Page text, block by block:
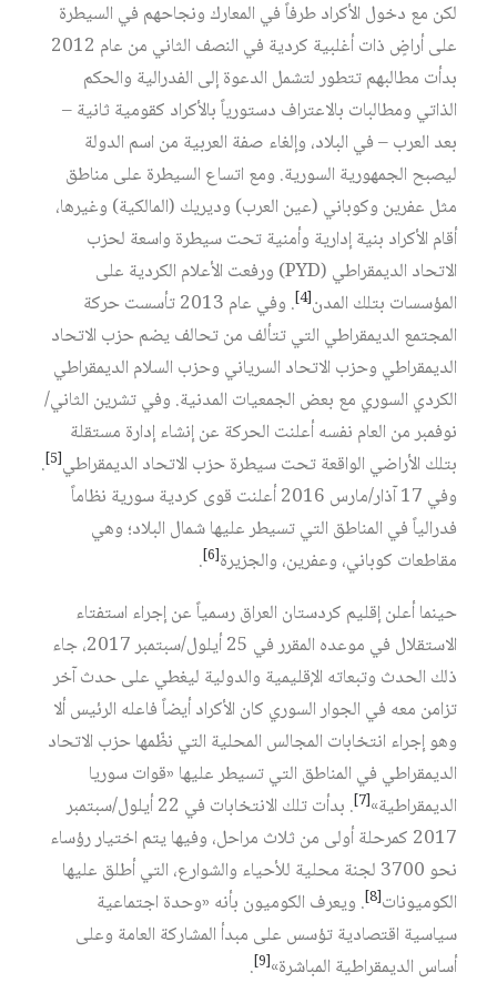
لكن مع دخول الأكراد طرفاً في المعارك ونجاحهم في السيطرة
على أراضٍ ذات أغلبية كردية في النصف الثاني من عام 2012
بدأت مطالبهم تتطور لتشمل الدعوة إلى الفدرالية والحكم
الذاتي ومطالبات بالاعتراف دستورياً بالأكراد كقومية ثانية –
بعد العرب – في البلاد، وإلغاء صفة العربية من اسم الدولة
ليصبح الجمهورية السورية. ومع اتساع السيطرة على مناطق
مثل عفرين وكوباني (عين العرب) وديريك (المالكية) وغيرها،
أقام الأكراد بنية إدارية وأمنية تحت سيطرة واسعة لحزب
الاتحاد الديمقراطي (PYD) ورفعت الأعلام الكردية على
المؤسسات بتلك المدن[4]
. وفي عام 2013 تأسست حركة
المجتمع الديمقراطي التي تتألف من تحالف يضم حزب الاتحاد
الديمقراطي وحزب الاتحاد السرياني وحزب السلام الديمقراطي
الكردي السوري مع بعض الجمعيات المدنية. وفي تشرين الثاني/
نوفمبر من العام نفسه أعلنت الحركة عن إنشاء إدارة مستقلة
بتلك الأراضي الواقعة تحت سيطرة حزب الاتحاد الديمقراطي[5]
.
وفي 17 آذار/مارس 2016 أعلنت قوى كردية سورية نظاماً
فدرالياً في المناطق التي تسيطر عليها شمال البلاد؛ وهي
مقاطعات كوباني، وعفرين، والجزيرة[6]
.
حينما أعلن إقليم كردستان العراق رسمياً عن إجراء استفتاء
الاستقلال في موعده المقرر في 25 أيلول/سبتمبر 2017، جاء
ذلك الحدث وتبعاته الإقليمية والدولية ليغطي على حدث آخر
تزامن معه في الجوار السوري كان الأكراد أيضاً فاعله الرئيس ألا
وهو إجراء انتخابات المجالس المحلية التي نظّمها حزب الاتحاد
الديمقراطي في المناطق التي تسيطر عليها «قوات سوريا
الديمقراطية»[7]
. بدأت تلك الانتخابات في 22 أيلول/سبتمبر
2017 كمرحلة أولى من ثلاث مراحل، وفيها يتم اختيار رؤساء
نحو 3700 لجنة محلية للأحياء والشوارع، التي أطلق عليها
الكوميونات[8] . ويعرف الكوميون بأنه «وحدة اجتماعية
سياسية اقتصادية تؤسس على مبدأ المشاركة العامة وعلى
أساس الديمقراطية المباشرة»[9]
.